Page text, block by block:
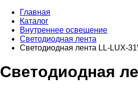
Главная
Каталог
Внутреннее оcвещение
Светодиодная лента
Светодиодная лента LL-LUX-
Светодиодная